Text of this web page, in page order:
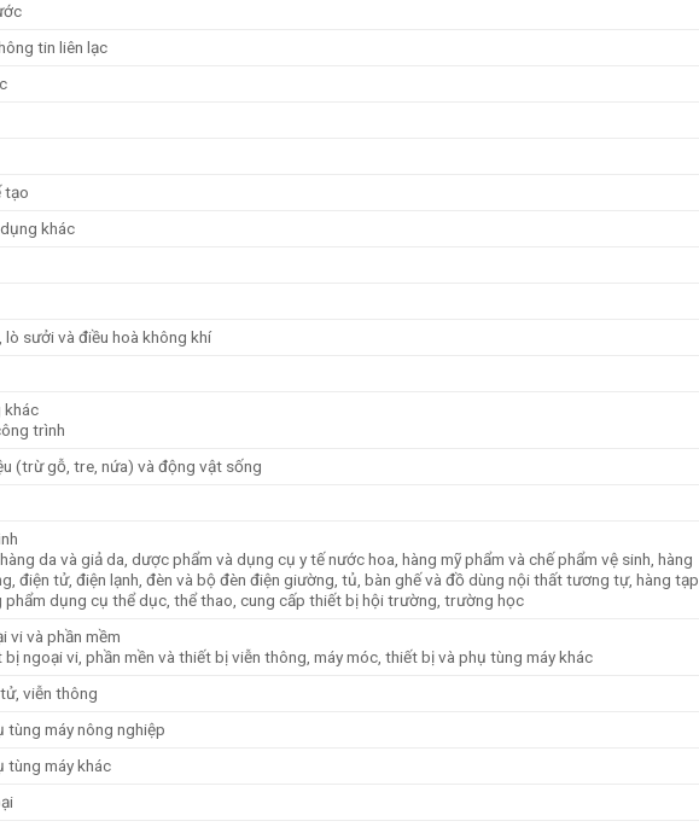
tin liên lạc
tạo
khác
sưởi và điều hoà không khí
khác
trình
(trừ gỗ, tre, nứa) và động vật sống
da và giả da, dược phẩm và dụng cụ y tế nước hoa, hàng mỹ phẩm và chế phẩm vệ sinh, hàng
điện tử, điện lạnh, đèn và bộ đèn điện giường, tủ, bàn ghế và đồ dùng nội thất tương tự, hàng tạp
phẩm dụng cụ thể dục, thể thao, cung cấp thiết bị hội trường, trường học
vi và phần mềm
ngoại vi, phần mền và thiết bị viễn thông, máy móc, thiết bị và phụ tùng máy khác
viễn thông
tùng máy nông nghiệp
tùng máy khác